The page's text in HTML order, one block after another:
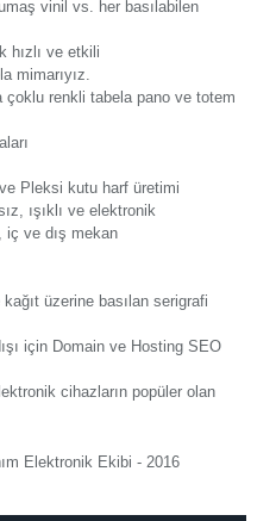
vinil vs. her basılabilen
hızlı ve etkili
mimarıyız.
renkli tabela pano ve totem
Pleksi kutu harf üretimi
ışıklı ve elektronik
iç ve dış mekan
üzerine basılan serigrafi
için Domain ve Hosting SEO
cihazların popüler olan
Elektronik Ekibi - 2016